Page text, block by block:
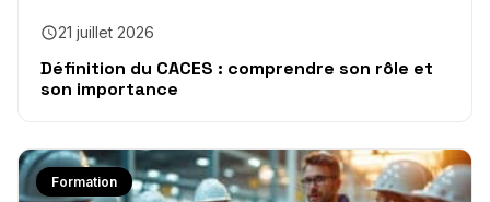
21 juillet 2026
Définition du CACES : comprendre son rôle et
son importance
Formation